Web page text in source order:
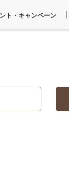
ト・キャンペーン